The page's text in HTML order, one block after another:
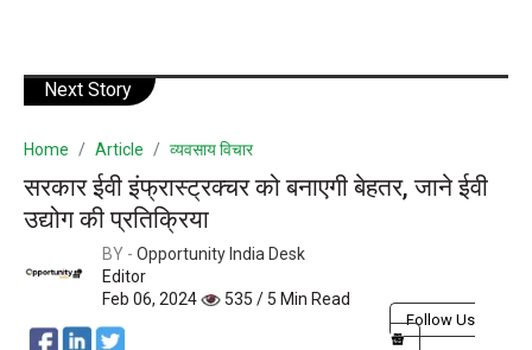
Next Story
Home Article व्यवसाय विचार
सरकार ईवी इंफ्रास्ट्रक्चर को बनाएगी बेहतर, जाने ईवी
उद्योग की प्रतिक्रिया
BY - Opportunity India Desk
Editor
Feb 06, 2024
535 / 5 Min Read
Follow Us